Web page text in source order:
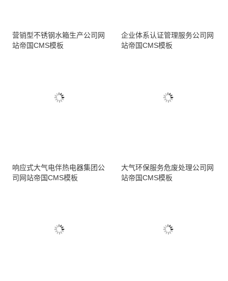
营销型不锈钢水箱生产公司网
站帝国CMS模板
企业体系认证管理服务公司网
站帝国CMS模板
响应式大气电伴热电器集团公
司网站帝国CMS模板
大气环保服务危废处理公司网
站帝国CMS模板